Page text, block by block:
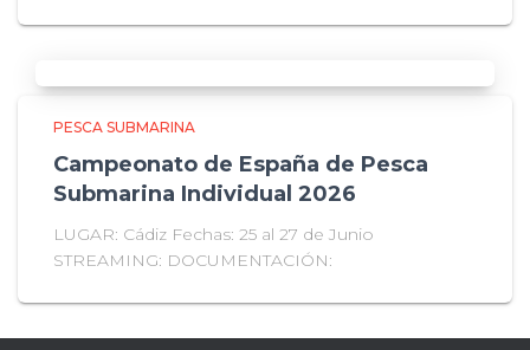
PESCA SUBMARINA
Campeonato de España de Pesca
Submarina Individual 2026
LUGAR: Cádiz Fechas: 25 al 27 de Junio
STREAMING: DOCUMENTACIÓN: